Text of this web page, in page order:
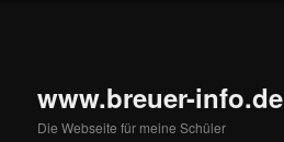
www.breuer-info.de
Die Webseite für meine Schüler